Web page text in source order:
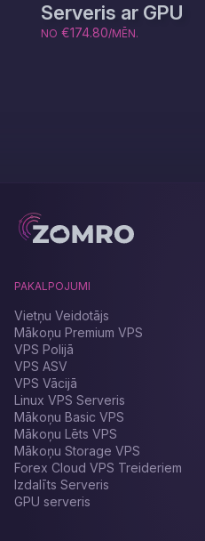
Serveris ar GPU
NO €174.80/MĒN.
PAKALPOJUMI
Vietņu Veidotājs
Mākoņu Premium VPS
VPS Polijā
VPS ASV
VPS Vācijā
Linux VPS Serveris
Mākoņu Basic VPS
Mākoņu Lēts VPS
Mākoņu Storage VPS
Forex Cloud VPS Treideriem
Izdalīts Serveris
GPU serveris